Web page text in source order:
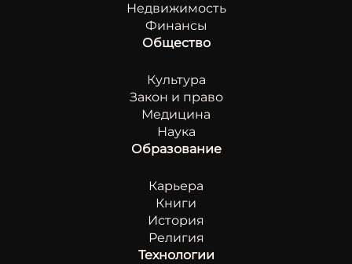
Недвижимость
Финансы
Общество
Культура
Закон и право
Медицина
Наука
Образование
Карьера
Книги
История
Религия
Технологии